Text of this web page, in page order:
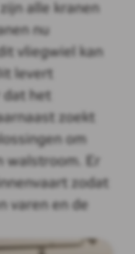
alle kranen
nu
vliegwiel kan
levert
het
zoekt
om
walstroom. Er
zodat
varen en de